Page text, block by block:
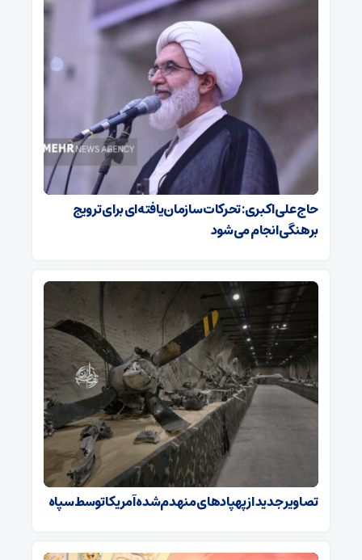
حاج‌علی‌اکبری: تحرکات سازمان‌یافته‌ای برای ترویج
برهنگی انجام می‌شود
تصاویر جدید از پهپادهای منهدم‌شده آمریکا توسط سپاه